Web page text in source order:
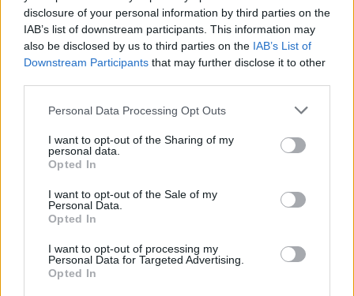
disclosure of your personal information by third parties on the
IAB’s list of downstream participants. This information may
also be disclosed by us to third parties on the IAB’s List of
Downstream Participants that may further disclose it to other
Personal Data Processing Opt Outs
I want to opt-out of the Sharing of my
personal data.
Opted In
I want to opt-out of the Sale of my
Personal Data.
Opted In
I want to opt-out of processing my
Personal Data for Targeted Advertising.
Opted In
Προστασία των μικρών παιδιών στη σκιά.
index >11 Ακραίος
γυαλιών ηλίου / ρούχων.
Αποφεύγετε τον ήλιο τις ώρες μεταξύ 10 π.μ.
Προστασία των μικρών παιδιών σε εσωτερικό
Φάση: Παλαιός Μηνίσκος
Επόμενη Πανσέληνος:
Παρασκευή, 28 Αυγούστου 2026